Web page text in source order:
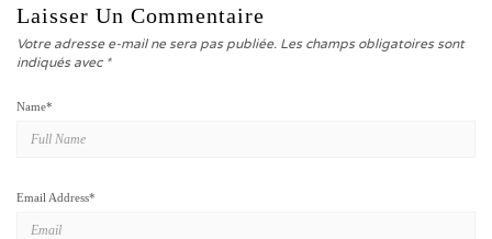
Laisser Un Commentaire
Votre adresse e-mail ne sera pas publiée. Les champs obligatoires sont
indiqués avec *
Name*
Email Address*